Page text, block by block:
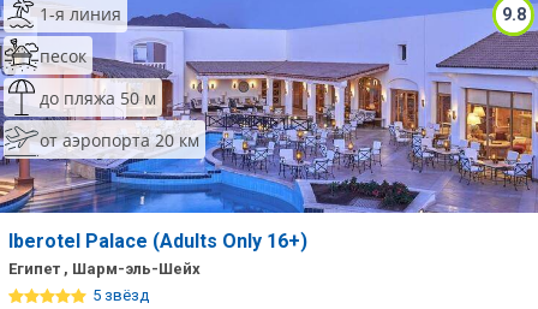
9.8
1-я линия
песок
до пляжа 50 м
от аэропорта 20 км
Iberotel Palace (Adults Only 16+)
Египет , Шарм-эль-Шейх
5 звёзд